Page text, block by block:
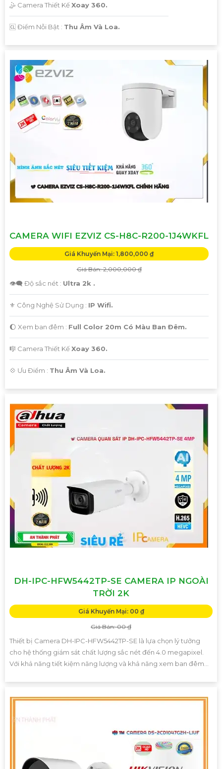
🤹 Camera Thiết KếXoay 360.
️🆑 Điểm Nỗi Bật : Thu Âm Và Loa.
CAMERA WIFI EZVIZ CS-H8C-R200-1J4WKFL
Giá Khuyến Mại: 1,800,000 ₫
Giá Bán: 2,000,000 ₫
👁️‍🗨 Độ sắc nét : Ultra 2k .
⚜️ Công Nghệ Sử Dụng : IP Wifi.
🌔 Xem ban đêm : Full Color 20m Có Màu Ban Ðêm.
🎼️ Camera Thiết KếXoay 360.
️💠 Ưu Điểm : Thu Âm Và Loa.
DH-IPC-HFW5442TP-SE CAMERA IP NGOÀI
TRỜI 2K
Giá Khuyến Mại: 00 ₫
Giá Bán: 00 ₫
Thiết bị Camera DH-IPC-HFW5442TP-SE là lựa chọn lý tưởng
cho hệ thống giám sát chất lượng sắc nét đến 4.0 megapixel.
Với khả năng tiết kiệm năng lượng và khả năng xem ban đêm...